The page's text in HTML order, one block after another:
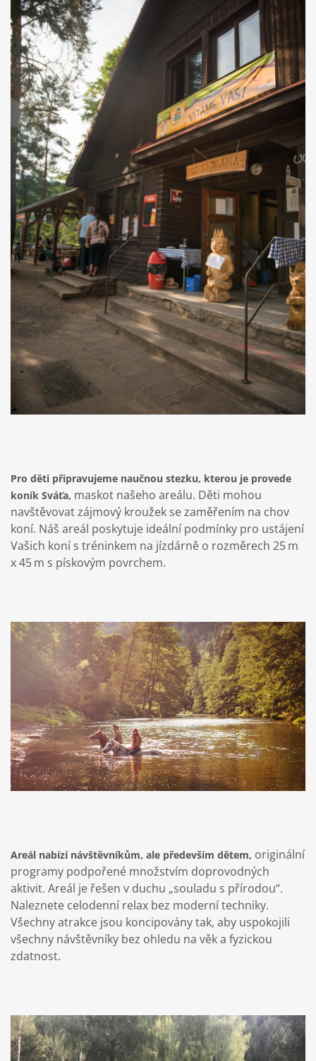
Pro děti připravujeme naučnou stezku, kterou je provede
koník Sváťa, maskot našeho areálu. Děti mohou
navštěvovat zájmový kroužek se zaměřením na chov
koní. Náš areál poskytuje ideální podmínky pro ustájení
Vašich koní s tréninkem na jízdárně o rozměrech 25 m
x 45 m s pískovým povrchem.
Areál nabízí návštěvníkům, ale především dětem, originální
programy podpořené množstvím doprovodných
aktivit. Areál je řešen v duchu „souladu s přírodou“.
Naleznete celodenní relax bez moderní techniky.
Všechny atrakce jsou koncipovány tak, aby uspokojili
všechny návštěvníky bez ohledu na věk a fyzickou
zdatnost.